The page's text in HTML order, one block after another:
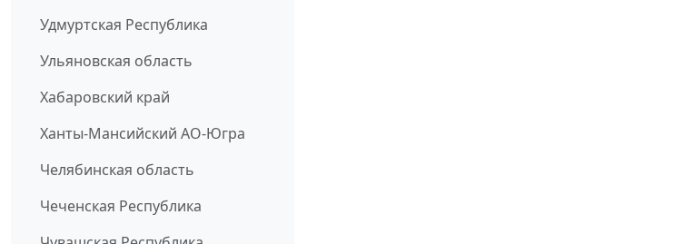
Удмуртская Республика
Ульяновская область
Хабаровский край
Ханты-Мансийский АО-Югра
Челябинская область
Чеченская Республика